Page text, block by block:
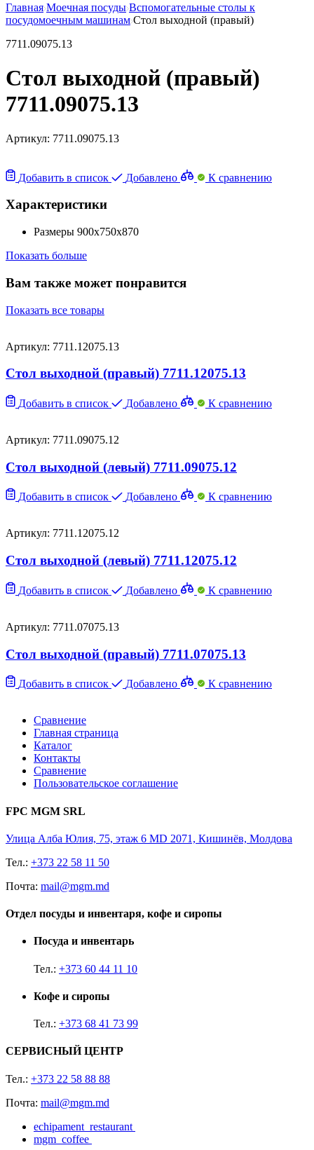
Главная Моечная посуды Вспомогательные столы к
посудомоечным машинам Стол выходной (правый)
7711.09075.13
Стол выходной (правый)
7711.09075.13
Артикул: 7711.09075.13
Добавить в список Добавлено К сравнению
Характеристики
Размеры 900х750х870
Показать больше
Вам также может понравится
Показать все товары
Артикул: 7711.12075.13
Стол выходной (правый) 7711.12075.13
Добавить в список Добавлено К сравнению
Артикул: 7711.09075.12
Стол выходной (левый) 7711.09075.12
Добавить в список Добавлено К сравнению
Артикул: 7711.12075.12
Стол выходной (левый) 7711.12075.12
Добавить в список Добавлено К сравнению
Артикул: 7711.07075.13
Стол выходной (правый) 7711.07075.13
Добавить в список Добавлено К сравнению
Сравнение
Главная страница
Каталог
Контакты
Сравнение
Пользовательское соглашение
FPC MGM SRL
Улица Алба Юлия, 75, этаж 6 MD 2071, Кишинёв, Молдова
Тел.: +373 22 58 11 50
Почта: mail@mgm.md
Отдел посуды и инвентаря, кофе и сиропы
Посуда и инвентарь
Тел.: +373 60 44 11 10
Кофе и сиропы
Тел.: +373 68 41 73 99
СЕРВИСНЫЙ ЦЕНТР
Тел.: +373 22 58 88 88
Почта: mail@mgm.md
echipament_restaurant
mgm_coffee